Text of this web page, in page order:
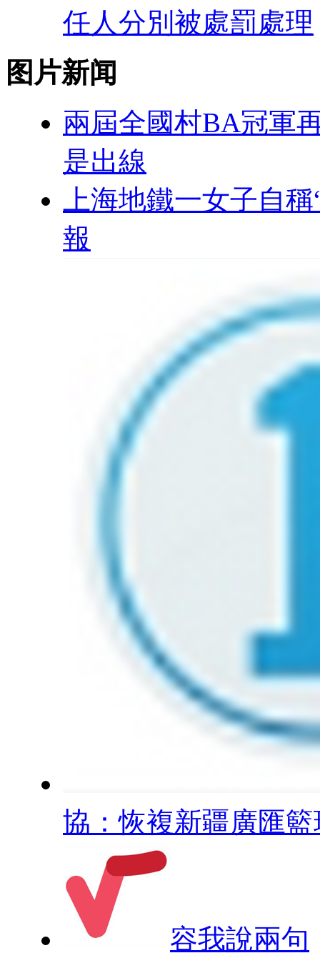
任人分別被處罰處理
图片新闻
兩屆全國村BA冠軍
是出線
上海地鐵一女子自
報
協：恢複新疆廣匯
容我說兩句